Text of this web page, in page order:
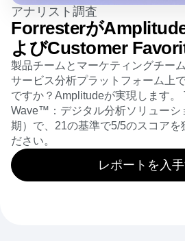
アナリスト調査
Forresterが
よびCustomer
製品チームとマーケティングチー
サービス分析プラットフォーム上
ですか？Amplitudeが実現します。
Wave™：デジタル分析ソリューシ
期）で、21の基準で5/5のスコアを
ださい。
レポートを入